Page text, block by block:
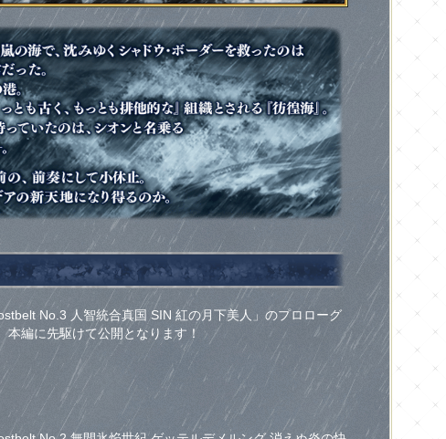
No.3 人智統合真国 SIN 紅の月下美人」のプロローグ
本編に先駆けて公開となります！